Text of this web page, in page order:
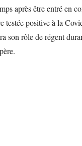
après être entré en
testée positive à la
son rôle de régent